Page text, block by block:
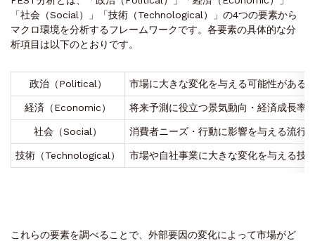
「社会（Social）」「技術（Technological）」の4つの要素から
マクロ環境を分析するフレームワークです。各要素の具体的な分
析項目は以下のとおりです。
政治（Political） 市場に大きな変化を与える可能性がある
経済（Economic） 将来予測に役立つ景気動向・経済成長率
社会（Social） 消費者ニーズ・行動に影響を与える流行
技術（Technological） 市場や自社事業に大きな変化を与える技
これらの要素を調べることで、外部要因の変化によって市場がど